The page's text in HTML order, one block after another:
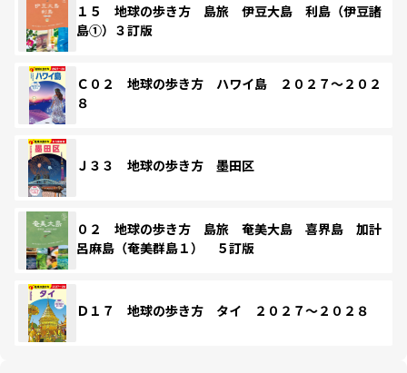
１５ 地球の歩き方 島旅 伊豆大島 利島（伊豆諸
島①）３訂版
Ｃ０２ 地球の歩き方 ハワイ島 ２０２７～２０２
８
Ｊ３３ 地球の歩き方 墨田区
０２ 地球の歩き方 島旅 奄美大島 喜界島 加計
呂麻島（奄美群島１） ５訂版
Ｄ１７ 地球の歩き方 タイ ２０２７～２０２８